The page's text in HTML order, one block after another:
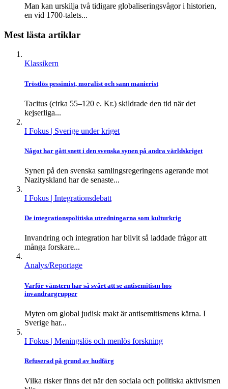
Man kan urskilja två tidigare globaliseringsvågor i historien,
en vid 1700-talets...
Mest lästa artiklar
Klassikern
Tröstlös pessimist, moralist och sann manierist
Tacitus (cirka 55–120 e. Kr.) skildrade den tid när det
kejserliga...
I Fokus | Sverige under kriget
Något har gått snett i den svenska synen på andra världskriget
Synen på den svenska samlingsregeringens agerande mot
Nazityskland har de senaste...
I Fokus | Integrationsdebatt
De integrationspolitiska utredningarna som kulturkrig
Invandring och integration har blivit så laddade frågor att
många forskare...
Analys/Reportage
Varför vänstern har så svårt att se antisemitism hos
invandrargrupper
Myten om global judisk makt är antisemitismens kärna. I
Sverige har...
I Fokus | Meningslös och menlös forskning
Refuserad på grund av hudfärg
Vilka risker finns det när den sociala och politiska aktivismen